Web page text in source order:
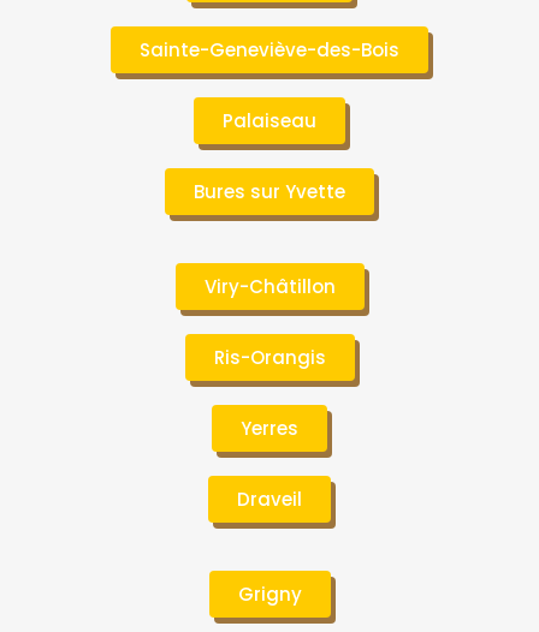
Sainte-Geneviève-des-Bois
Palaiseau
Bures sur Yvette
Viry-Châtillon
Ris-Orangis
Yerres
Draveil
Grigny